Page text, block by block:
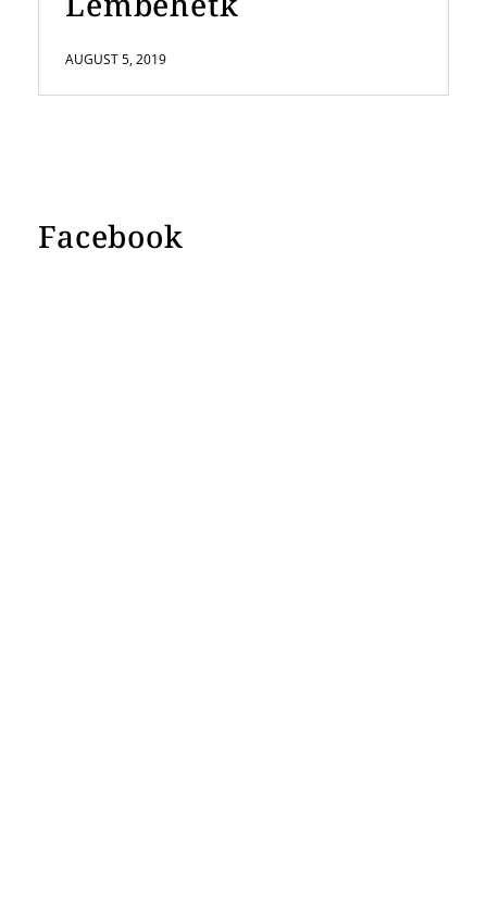
AUGUST 5, 2019
Facebook